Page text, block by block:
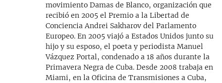
movimiento Damas de Blanco, organización que
recibió en 2005 el Premio a la Libertad de
Conciencia Andrei Sakharov del Parlamento
Europeo. En 2005 viajó a Estados Unidos junto su
hijo y su esposo, el poeta y periodista Manuel
Vázquez Portal, condenado a 18 años durante la
Primavera Negra de Cuba. Desde 2008 trabaja en
Miami, en la Oficina de Transmisiones a Cuba,